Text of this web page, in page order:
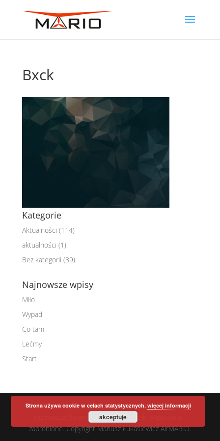
Bxck
Kategorie
Aktualności (114)
aktualności (1)
Bez kategorii (39)
Najnowsze wpisy
Miło
Wypad
Co tam
Lećmy
Start
Wszelkie prawa zastrzeżone. Kopiowanie i
rozpowszechnianie danych bez zgody właściciela -
zabronione. Copyright Mariusz Łukasiewicz AirMARIO.
Strona używa cookie w celach statystycznych. więcej informacji
akceptuje